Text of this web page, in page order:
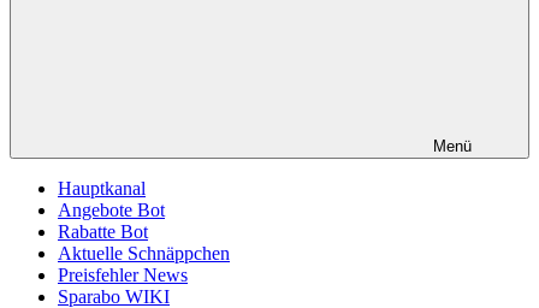
Menü
Hauptkanal
Angebote Bot
Rabatte Bot
Aktuelle Schnäppchen
Preisfehler News
Sparabo WIKI